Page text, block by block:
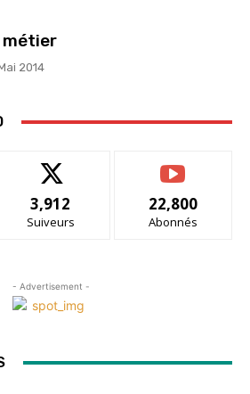
métier
2014
3,912
Suiveurs
22,800
Abonnés
- Advertisement -